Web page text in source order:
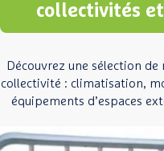
collectivités
Découvrez une sélection
collectivité : climatisation,
équipements d’espaces